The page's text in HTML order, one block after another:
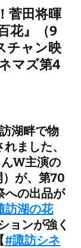
菅田将暉
花』（9
チャン映
マズ第4
湖畔で物
ました、
W主演の
が、第70
への出品が
訪湖の花
ョンが強く
#諏訪シネ